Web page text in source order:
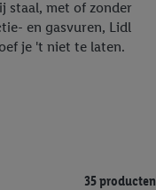
staal, met of zonder
en gasvuren, Lidl
je 't niet te laten.
35 producten